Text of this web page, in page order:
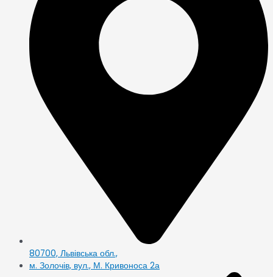
80700, Львівська обл.,
м. Золочів, вул., М. Кривоноса 2а